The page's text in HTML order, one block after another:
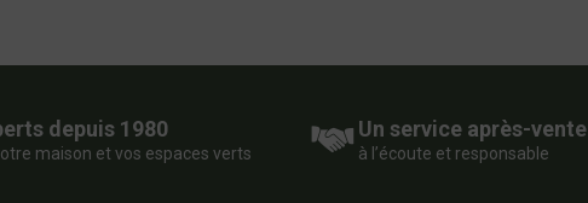
depuis 1980
maison et vos espaces verts
Un service après-vente
à l’écoute et responsable